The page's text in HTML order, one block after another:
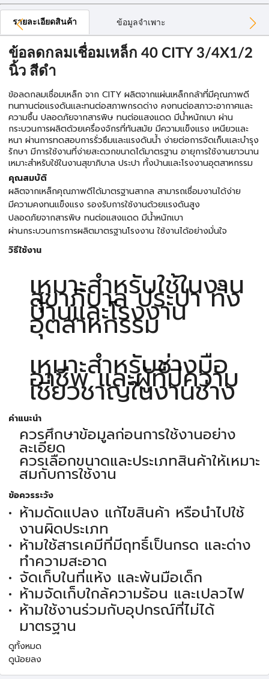
รายละเอียดสินค้า ข้อมูลจำเพาะ
ข้อลดกลมเชื่อมเหล็ก 40 CITY 3/4X1/2
นิ้ว สีดำ
ข้อลดกลมเชื่อมเหล็ก จาก CITY ผลิตจากแผ่นเหล็กกล้าที่มีคุณภาพดี
ทนทานต่อแรงดันและทนต่อสภาพกรดด่าง คงทนต่อสภาวะอากาศและ
ความชื้น ปลอดภัยจากสารพิษ ทนต่อแสงแดด มีน้ำหนักเบา ผ่าน
กระบวนการผลิตด้วยเครื่องจักรที่ทันสมัย มีความแข็งแรง เหนียวและ
หนา ผ่านการทดสอบการรั่วซึมและแรงดันน้ำ ง่ายต่อการจัดเก็บและบำรุง
รักษา มีการใช้งานที่ง่ายสะดวกขนาดได้มาตรฐาน อายุการใช้งานยาวนาน
เหมาะสำหรับใช้ในงานสุขาภิบาล ประปา ทั้งบ้านและโรงงานอุตสาหกรรม
คุณสมบัติ
ผลิตจากเหล็กคุณภาพดีได้มาตรฐานสากล สามารถเชื่อมงานได้ง่าย
มีความคงทนแข็งแรง รองรับการใช้งานด้วยแรงดันสูง
ปลอดภัยจากสารพิษ ทนต่อแสงแดด มีน้ำหนักเบา
ผ่านกระบวนการการผลิตมาตรฐานโรงงาน ใช้งานได้อย่างมั่นใจ
วิธีใช้งาน
เหมาะสำหรับใช้ในงาน
สุขาภิบาล ประปา ทั้ง
บ้านและโรงงาน
อุตสาหกรรม
เหมาะสำหรับช่างมือ
อาชีพ และผู้ที่มีความ
เชี่ยวชาญในงานช่าง
คำแนะนำ
ควรศึกษาข้อมูลก่อนการใช้งานอย่าง
ละเอียด
ควรเลือกขนาดและประเภทสินค้าให้เหมาะ
สมกับการใช้งาน
ข้อควรระวัง
ห้ามดัดแปลง แก้ไขสินค้า หรือนำไปใช้
งานผิดประเภท
ห้ามใช้สารเคมีที่มีฤทธิ์เป็นกรด และด่าง
ทำความสะอาด
จัดเก็บในที่แห้ง และพ้นมือเด็ก
ห้ามจัดเก็บใกล้ความร้อน และเปลวไฟ
ห้ามใช้งานร่วมกับอุปกรณ์ที่ไม่ได้
มาตรฐาน
ดูทั้งหมด
ดูน้อยลง